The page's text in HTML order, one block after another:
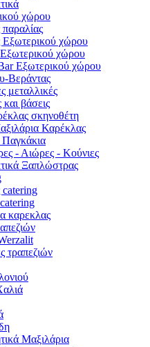
χώρου
Εξωτερικού χώρου
χώρου
Εξωτερικού χώρου
Βεράντας
μεταλλικές
βάσεις
σκηνοθέτη
Καρέκλας
- Αιώρες - Κούνιες
Ξαπλώστρας
catering
καρεκλας
τραπεζιών
Μαξιλάρια